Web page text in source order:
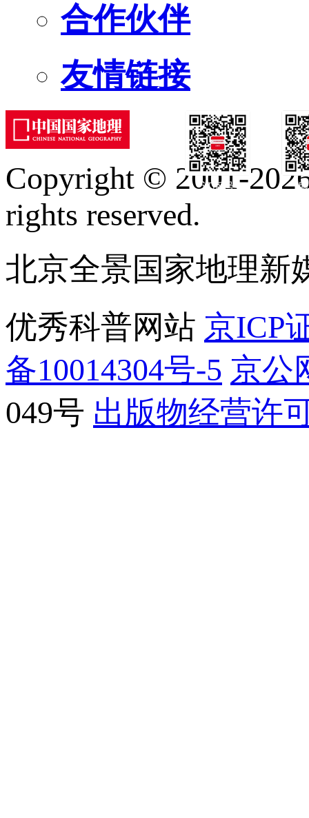
合作伙伴
友情链接
订阅号
Copyright © 2001-
rights reserved.
北京全景国家地理新
优秀科普网站 京ICP
备10014304号-5 京公
049号 出版物经营许